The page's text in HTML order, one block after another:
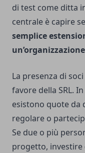
di test come ditta
centrale è capire
semplice
La presenza di
favore della SRL.
esistono quote da
regolare o
Se due o più
progetto, investire